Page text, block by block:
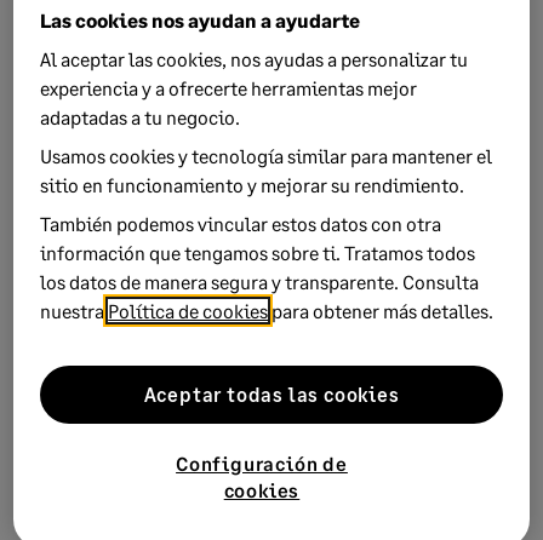
de stock inicial de apertura de ejercicio.
Mantener acumulados sin unidades:
ejercicio que termina, tienes varios artículos con stock
a cero o incluso partidas ya gastadas que también
tienen stock a cero y no necesitas que se traspasen al
nuevo ejercicio, NO necesitas marcar esta opción.
Valoración:Valor al que necesito que registre todos
los movimientos de entrada en stock de la apertura de
ejercicio.
finalizar.
Si repito la Apertura, ¿Qué ocurre con los
Las cookies nos ayudan a ayudarte
Al aceptar las cookies, nos ayudas a personalizar tu
experiencia y a ofrecerte herramientas mejor
adaptadas a tu negocio.
Usamos cookies y tecnología similar para mantener el
sitio en funcionamiento y mejorar su rendimiento.
También podemos vincular estos datos con otra
información que tengamos sobre ti. Tratamos todos
los datos de manera segura y transparente. Consulta
nuestra Política de cookies para obtener más detalles.
Configuración de
cookies
Aceptar todas las cookies